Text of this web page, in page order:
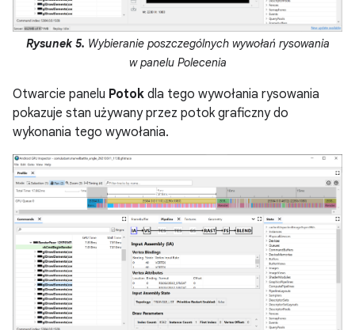
Rysunek 5. Wybieranie poszczególnych wywołań rysowania
w panelu Polecenia
Otwarcie panelu Potok dla tego wywołania rysowania
pokazuje stan używany przez potok graficzny do
wykonania tego wywołania.